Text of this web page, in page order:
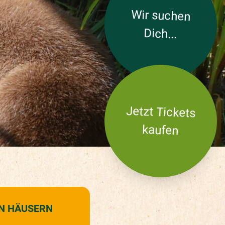
Wir suchen
Dich...
Jetzt Tickets
kaufen
HÄUSERN